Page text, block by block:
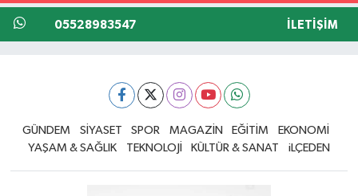
05528983547 İLETIŞIM
GÜNDEM SİYASET SPOR MAGAZİN EĞİTİM
EKONOMİ
YAŞAM & SAĞLIK
TEKNOLOJİ KÜLTÜR & SANAT iLÇEDEN